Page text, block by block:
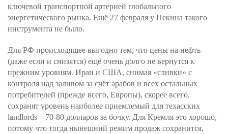
ключевой транспортной артерией глобального
энергетического рынка. Ещё 27 февраля у Пекина такого
инструмента не было.
Для РФ происходящее выгодно тем, что цены на нефть
(даже если и снизятся) ещё очень долго не вернутся к
прежним уровням. Иран и США, снимая «сливки» с
контроля над заливом за счёт арабов и всех остальных
потребителей (прежде всего, Европы), скорее всего,
сохранят уровень наиболее приемлемый для техасских
landlords – 70-80 долларов за бочку. Для Кремля это хорошо,
потому что тогда нынешний режим продаж сохранится,